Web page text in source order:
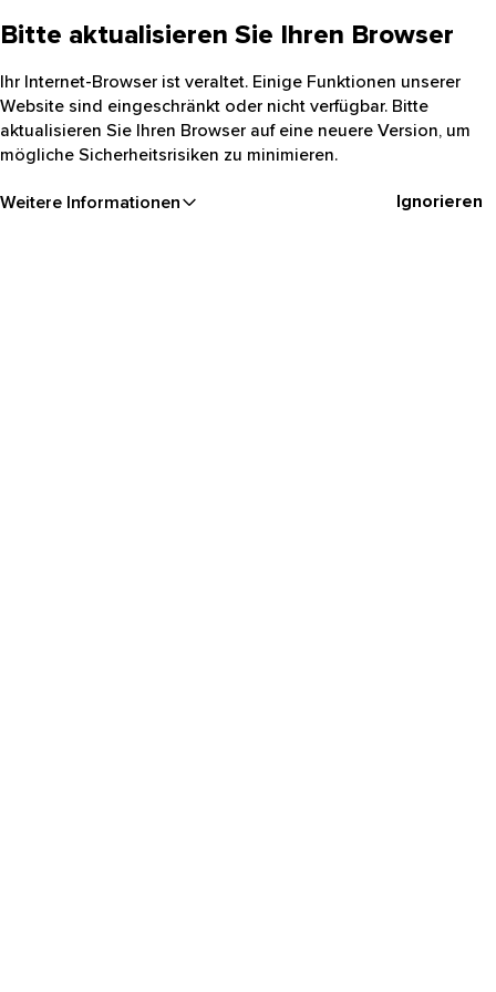
Bitte aktualisieren Sie Ihren Browser
Ihr Internet-Browser ist veraltet. Einige Funktionen unserer
Website sind eingeschränkt oder nicht verfügbar. Bitte
aktualisieren Sie Ihren Browser auf eine neuere Version, um
mögliche Sicherheitsrisiken zu minimieren.
Weitere Informationen Ignorieren